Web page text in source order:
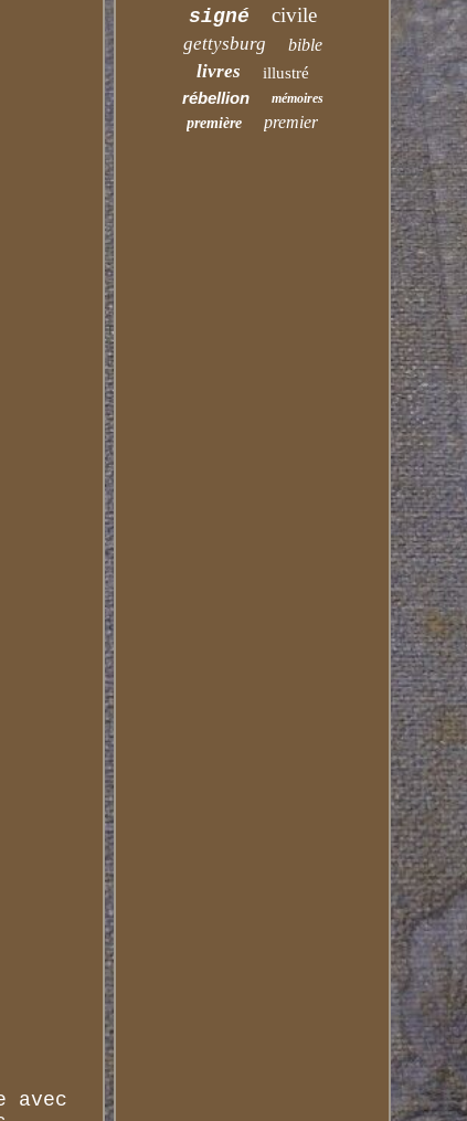
avec
signé civile
gettysburg bible
livres illustré
rébellion mémoires
première premier